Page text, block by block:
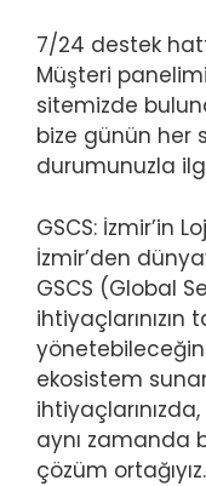
7/24 destek
Müşteri
sitemizde
bize günün her
durumunuzla
GSCS: İzmir’in
İzmir’den
GSCS (Global
ihtiyaçlarınızın
ekosistem
aynı zamanda
çözüm ortağıyız.